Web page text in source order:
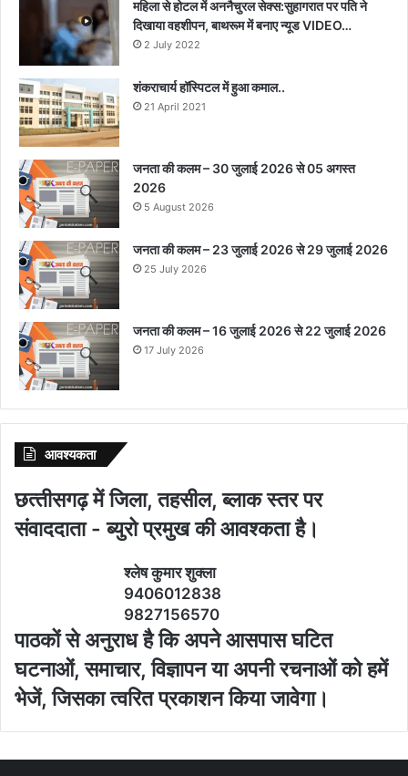
महिला से होटल में अननैचुरल सेक्स:सुहागरात पर पति ने
दिखाया वहशीपन, बाथरूम में बनाए न्यूड VIDEO…
2 July 2022
शंकराचार्य हॉस्पिटल में हुआ कमाल..
21 April 2021
जनता की कलम – 30 जुलाई 2026 से 05 अगस्त
2026
5 August 2026
जनता की कलम – 23 जुलाई 2026 से 29 जुलाई 2026
25 July 2026
जनता की कलम – 16 जुलाई 2026 से 22 जुलाई 2026
17 July 2026
आवश्‍यकता
छत्‍तीसगढ़ में जिला, तहसील, ब्‍लाक स्‍तर पर
संवाददाता - ब्‍युरो प्रमुख की आवश्‍कता है।
श्‍लेष कुमार शुक्‍ला
9406012838
9827156570
पाठकों से अनुराध है कि अपने आसपास घटित
घटनाओं, समाचार, विज्ञापन या अपनी रचनाओं को हमें
भेजें, जिसका त्‍वरित प्रकाशन किया जावेगा।